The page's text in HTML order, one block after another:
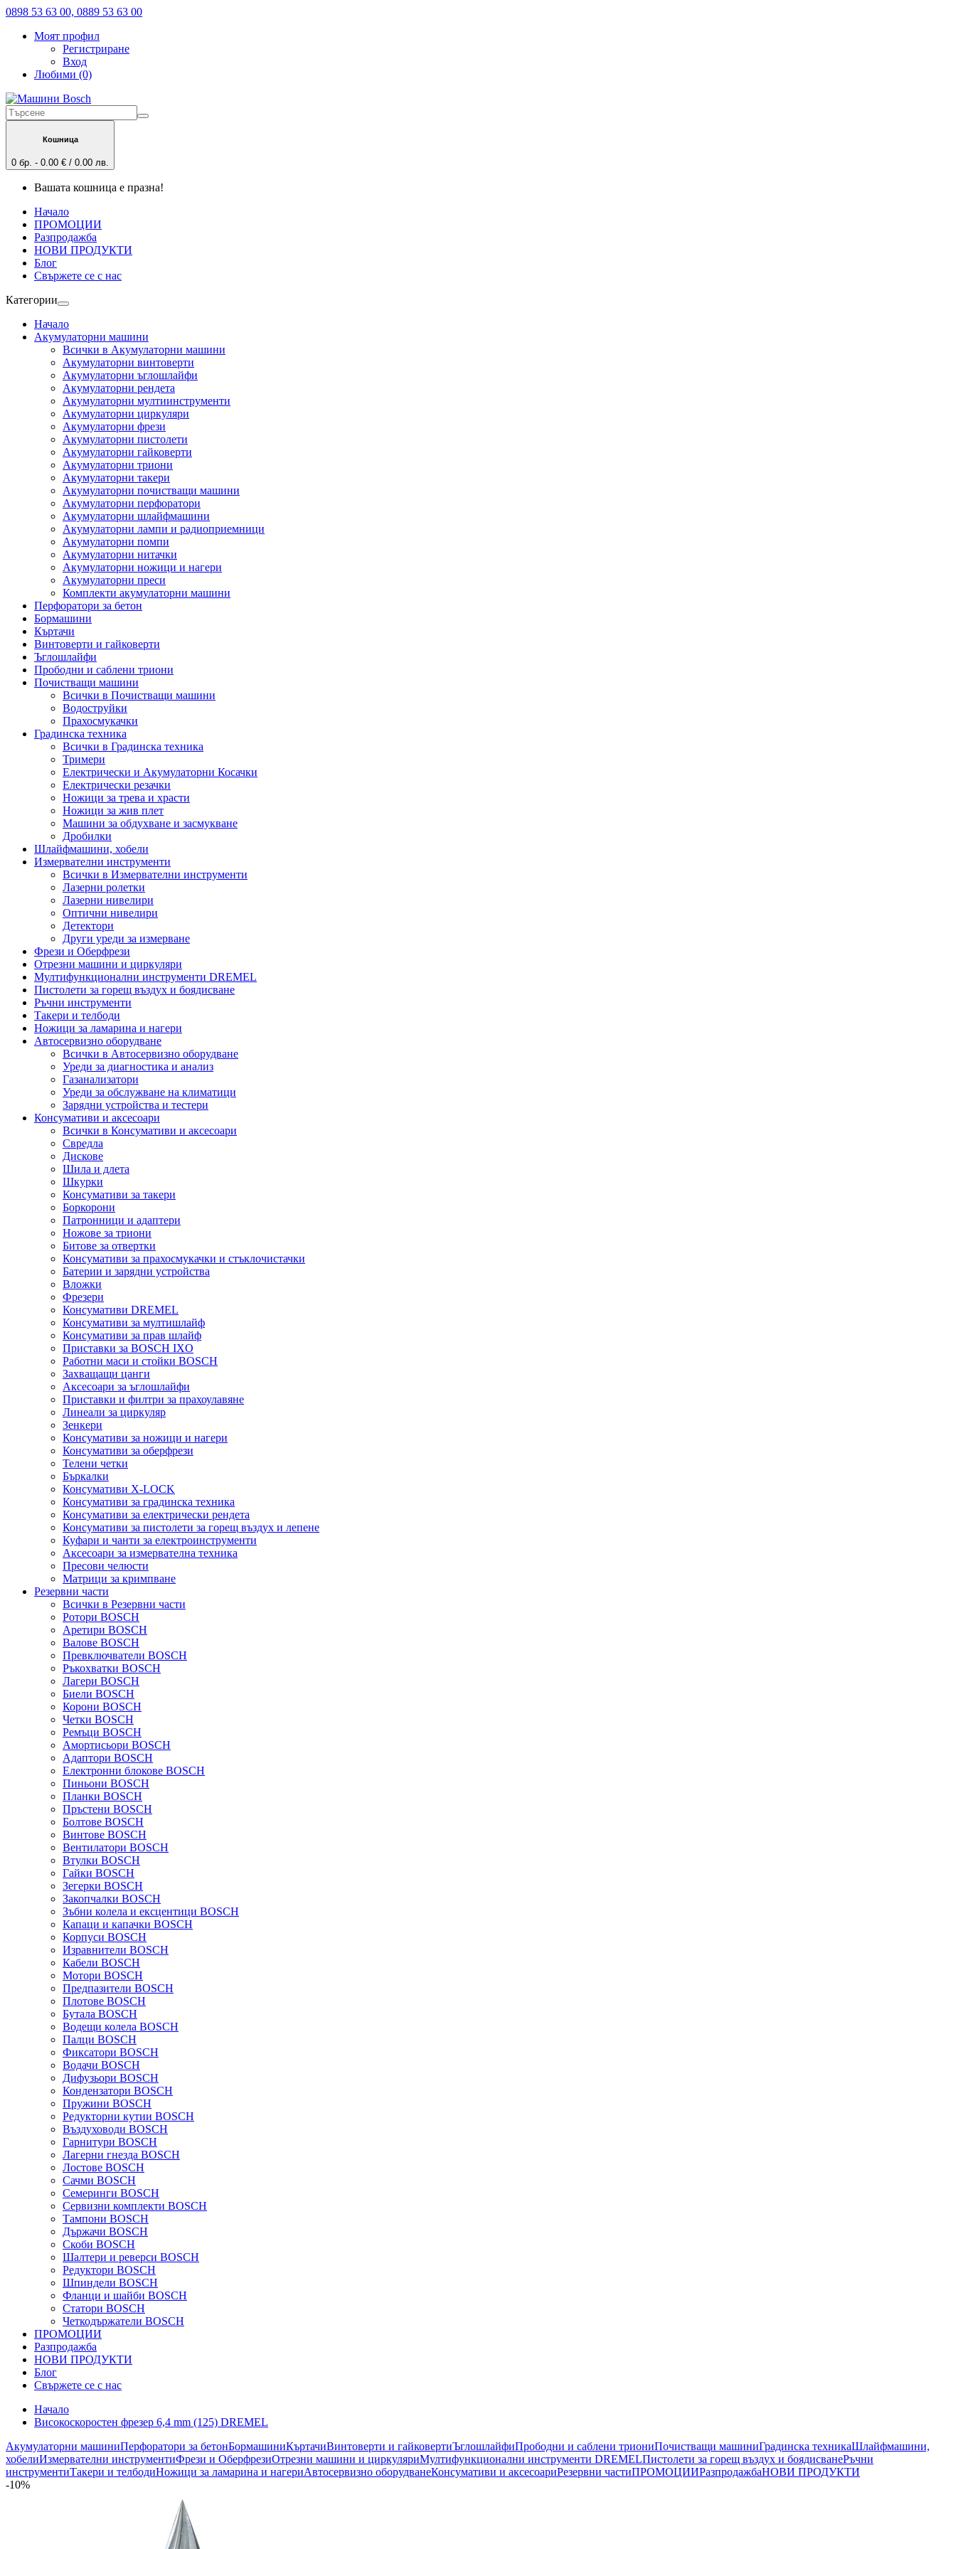
0898 53 63 00, 0889 53 63 00
Моят профил
Регистриране
Вход
Любими (0)
Кошница
0 бр. - 0.00 € / 0.00 лв.
Вашата кошница е празна!
Начало
ПРОМОЦИИ
Разпродажба
НОВИ ПРОДУКТИ
Блог
Свържете се с нас
Категории
Начало
Акумулаторни машини
Всички в Акумулаторни машини
Акумулаторни винтоверти
Акумулаторни ъглошлайфи
Акумулаторни рендета
Акумулаторни мултиинструменти
Акумулаторни циркуляри
Акумулаторни фрези
Акумулаторни пистолети
Акумулаторни гайковерти
Акумулаторни триони
Акумулаторни такери
Акумулаторни почистващи машини
Акумулаторни перфоратори
Акумулаторни шлайфмашини
Акумулаторни лампи и радиоприемници
Акумулаторни помпи
Акумулаторни нитачки
Акумулаторни ножици и нагери
Акумулаторни преси
Комплекти акумулаторни машини
Перфоратори за бетон
Бормашини
Къртачи
Винтоверти и гайковерти
Ъглошлайфи
Прободни и саблени триони
Почистващи машини
Всички в Почистващи машини
Водоструйки
Прахосмукачки
Градинска техника
Всички в Градинска техника
Тримери
Електрически и Акумулаторни Косачки
Електрически резачки
Ножици за трева и храсти
Ножици за жив плет
Машини за обдухване и засмукване
Дробилки
Шлайфмашини, хобели
Измервателни инструменти
Всички в Измервателни инструменти
Лазерни ролетки
Лазерни нивелири
Оптични нивелири
Детектори
Други уреди за измерване
Фрези и Оберфрези
Отрезни машини и циркуляри
Мултифункционални инструменти DREMEL
Пистолети за горещ въздух и боядисване
Ръчни инструменти
Такери и телбоди
Ножици за ламарина и нагери
Автосервизно оборудване
Всички в Автосервизно оборудване
Уреди за диагностика и анализ
Газанализатори
Уреди за обслужване на климатици
Зарядни устройства и тестери
Консумативи и аксесоари
Всички в Консумативи и аксесоари
Свредла
Дискове
Шила и длета
Шкурки
Консумативи за такери
Боркорони
Патронници и адаптери
Ножове за триони
Битове за отвертки
Консумативи за прахосмукачки и стъклочистачки
Батерии и зарядни устройства
Вложки
Фрезери
Консумативи DREMEL
Консумативи за мултишлайф
Консумативи за прав шлайф
Приставки за BOSCH IXO
Работни маси и стойки BOSCH
Захващащи цанги
Аксесоари за ъглошлайфи
Приставки и филтри за прахоулавяне
Линеали за циркуляр
Зенкери
Консумативи за ножици и нагери
Консумативи за оберфрези
Телени четки
Бъркалки
Консумативи X-LOCK
Консумативи за градинска техника
Консумативи за електрически рендета
Консумативи за пистолети за горещ въздух и лепене
Куфари и чанти за електроинструменти
Аксесоари за измервателна техника
Пресови челюсти
Матрици за кримпване
Резервни части
Всички в Резервни части
Ротори BOSCH
Аретири BOSCH
Валове BOSCH
Превключватели BOSCH
Ръкохватки BOSCH
Лагери BOSCH
Биели BOSCH
Корони BOSCH
Четки BOSCH
Ремъци BOSCH
Амортисьори BOSCH
Адаптори BOSCH
Електронни блокове BOSCH
Пиньони BOSCH
Планки BOSCH
Пръстени BOSCH
Болтове BOSCH
Винтове BOSCH
Вентилатори BOSCH
Втулки BOSCH
Гайки BOSCH
Зегерки BOSCH
Закопчалки BOSCH
Зъбни колела и ексцентици BOSCH
Капаци и капачки BOSCH
Корпуси BOSCH
Изравнители BOSCH
Кабели BOSCH
Мотори BOSCH
Предпазители BOSCH
Плотове BOSCH
Бутала BOSCH
Водещи колела BOSCH
Палци BOSCH
Фиксатори BOSCH
Водачи BOSCH
Дифузьори BOSCH
Кондензатори BOSCH
Пружини BOSCH
Редукторни кутии BOSCH
Въздуховоди BOSCH
Гарнитури BOSCH
Лагерни гнезда BOSCH
Лостове BOSCH
Сачми BOSCH
Семеринги BOSCH
Сервизни комплекти BOSCH
Тампони BOSCH
Държачи BOSCH
Скоби BOSCH
Шалтери и реверси BOSCH
Редуктори BOSCH
Шпиндели BOSCH
Фланци и шайби BOSCH
Статори BOSCH
Четкодържатели BOSCH
ПРОМОЦИИ
Разпродажба
НОВИ ПРОДУКТИ
Блог
Свържете се с нас
Начало
Високоскоростен фрезер 6,4 mm (125) DREMEL
Акумулаторни машиниПерфоратори за бетонБормашиниКъртачиВинтоверти и гайковертиЪглошлайфиПрободни и саблени триониПочистващи машиниГрадинска техникаШлайфмашини,
хобелиИзмервателни инструментиФрези и ОберфрезиОтрезни машини и циркуляриМултифункционални инструменти DREMELПистолети за горещ въздух и боядисванеРъчни
инструментиТакери и телбодиНожици за ламарина и нагериАвтосервизно оборудванеКонсумативи и аксесоариРезервни частиПРОМОЦИИРазпродажбаНОВИ ПРОДУКТИ
-10%